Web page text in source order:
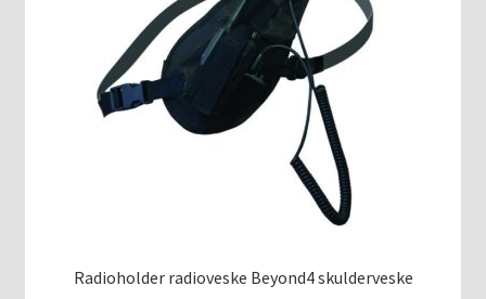
Radioholder radioveske Beyond4 skulderveske